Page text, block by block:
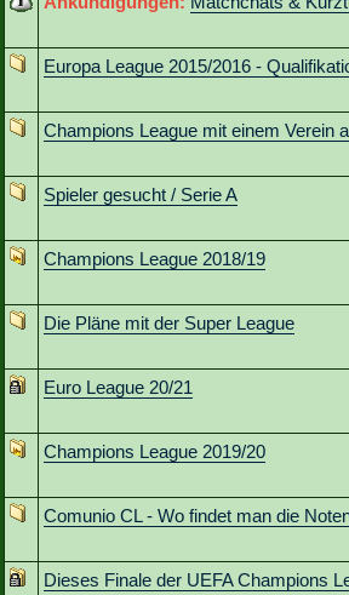
Europa League 2015/2016 -
Champions League mit einem Verein
Spieler gesucht / Serie A
Champions League 2018/19
Die Pläne mit der Super League
Euro League 20/21
Champions League 2019/20
Comunio CL - Wo findet man die
Dieses Finale der UEFA Champions